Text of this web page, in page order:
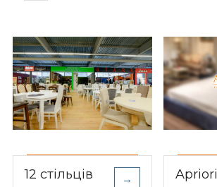
12 стільців → Apriori